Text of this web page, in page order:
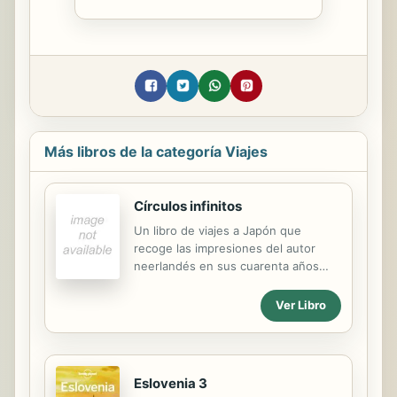
Más libros de la categoría Viajes
Círculos infinitos
Un libro de viajes a Japón que
recoge las impresiones del autor
neerlandés en sus cuarenta años
arquitectura, su poesía y su historia.
Ciertos viajes tienen el objetivo
secreto de «alejarte de tus
orígenes», de «trastocarte la
ido de verdad, tanto, que te
Ver Libro
Eslovenia 3